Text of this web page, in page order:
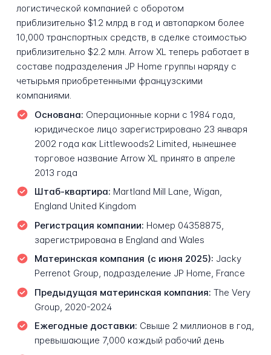
логистической компанией с оборотом
приблизительно $1.2 млрд в год и автопарком более
10,000 транспортных средств, в сделке стоимостью
приблизительно $2.2 млн. Arrow XL теперь работает в
составе подразделения JP Home группы наряду с
четырьмя приобретенными французскими
компаниями.
Основана: Операционные корни с 1984 года,
юридическое лицо зарегистрировано 23 января
2002 года как Littlewoods2 Limited, нынешнее
торговое название Arrow XL принято в апреле
2013 года
Штаб-квартира: Martland Mill Lane, Wigan,
England United Kingdom
Регистрация компании: Номер 04358875,
зарегистрирована в England and Wales
Материнская компания (с июня 2025): Jacky
Perrenot Group, подразделение JP Home, France
Предыдущая материнская компания: The Very
Group, 2020-2024
Ежегодные доставки: Свыше 2 миллионов в год,
превышающие 7,000 каждый рабочий день